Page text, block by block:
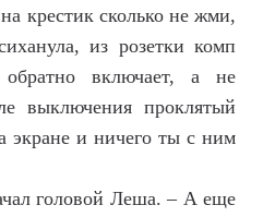
крестик сколько не жми,
из розетки комп
включает, а не
выключения проклятый
экране и ничего ты с ним
головой Леша. – А еще